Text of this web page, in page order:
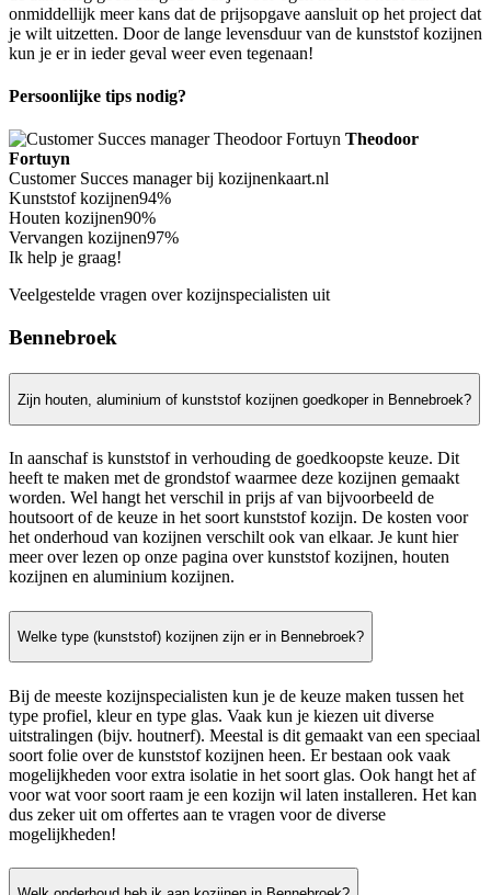
onmiddellijk meer kans dat de prijsopgave aansluit op het project dat
je wilt uitzetten. Door de lange levensduur van de kunststof kozijnen
kun je er in ieder geval weer even tegenaan!
Persoonlijke tips nodig?
Theodoor
Fortuyn
Customer Succes manager bij kozijnenkaart.nl
Kunststof kozijnen94%
Houten kozijnen90%
Vervangen kozijnen97%
Ik help je graag!
Veelgestelde vragen over kozijnspecialisten uit
Bennebroek
Zijn houten, aluminium of kunststof kozijnen goedkoper in Bennebroek?
In aanschaf is kunststof in verhouding de goedkoopste keuze. Dit
heeft te maken met de grondstof waarmee deze kozijnen gemaakt
worden. Wel hangt het verschil in prijs af van bijvoorbeeld de
houtsoort of de keuze in het soort kunststof kozijn. De kosten voor
het onderhoud van kozijnen verschilt ook van elkaar. Je kunt hier
meer over lezen op onze pagina over kunststof kozijnen, houten
kozijnen en aluminium kozijnen.
Welke type (kunststof) kozijnen zijn er in Bennebroek?
Bij de meeste kozijnspecialisten kun je de keuze maken tussen het
type profiel, kleur en type glas. Vaak kun je kiezen uit diverse
uitstralingen (bijv. houtnerf). Meestal is dit gemaakt van een speciaal
soort folie over de kunststof kozijnen heen. Er bestaan ook vaak
mogelijkheden voor extra isolatie in het soort glas. Ook hangt het af
voor wat voor soort raam je een kozijn wil laten installeren. Het kan
dus zeker uit om offertes aan te vragen voor de diverse
mogelijkheden!